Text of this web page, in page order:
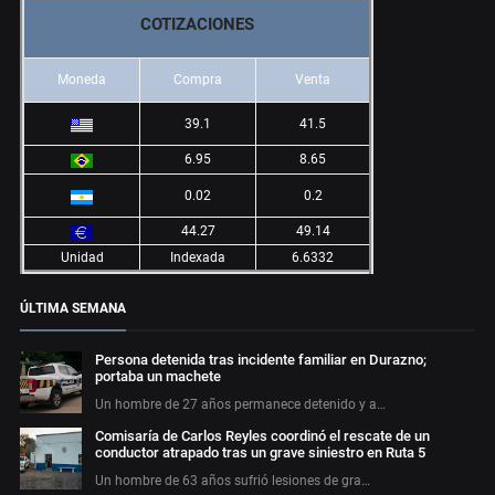
COTIZACIONES
Moneda Compra Venta
39.1 41.5
6.95 8.65
0.02 0.2
44.27
49.14
Unidad
Indexada 6.6332
ÚLTIMA SEMANA
Persona detenida tras incidente familiar en Durazno;
portaba un machete
Un hombre de 27 años permanece detenido y a…
Comisaría de Carlos Reyles coordinó el rescate de un
conductor atrapado tras un grave siniestro en Ruta 5
Un hombre de 63 años sufrió lesiones de gra…